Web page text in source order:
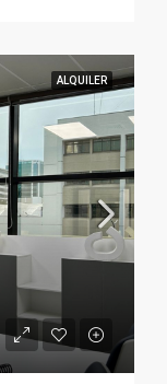
ALQUILER